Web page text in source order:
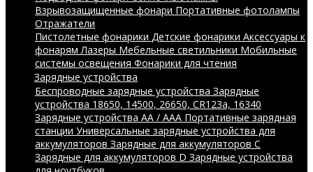
Взрывозащищенные фонари Портативные фотолампы
Отражатели
Пистолетные фонарики Детские фонарики Аксессуары к
фонарям Лазеры Мебельные светильники Мобильные
системы освещения Фонарики для чтения
Зарядные устройства
Беспроводные зарядные устройства Зарядные
устройства 18650, 14500, 26650, CR123a, 16340
Зарядные устройства AA / AAA Портативные зарядная
станции Универсальные зарядные устройства для
аккумуляторов Зарядные для аккумуляторов C
Зарядные для аккумуляторов D Зарядные устройства